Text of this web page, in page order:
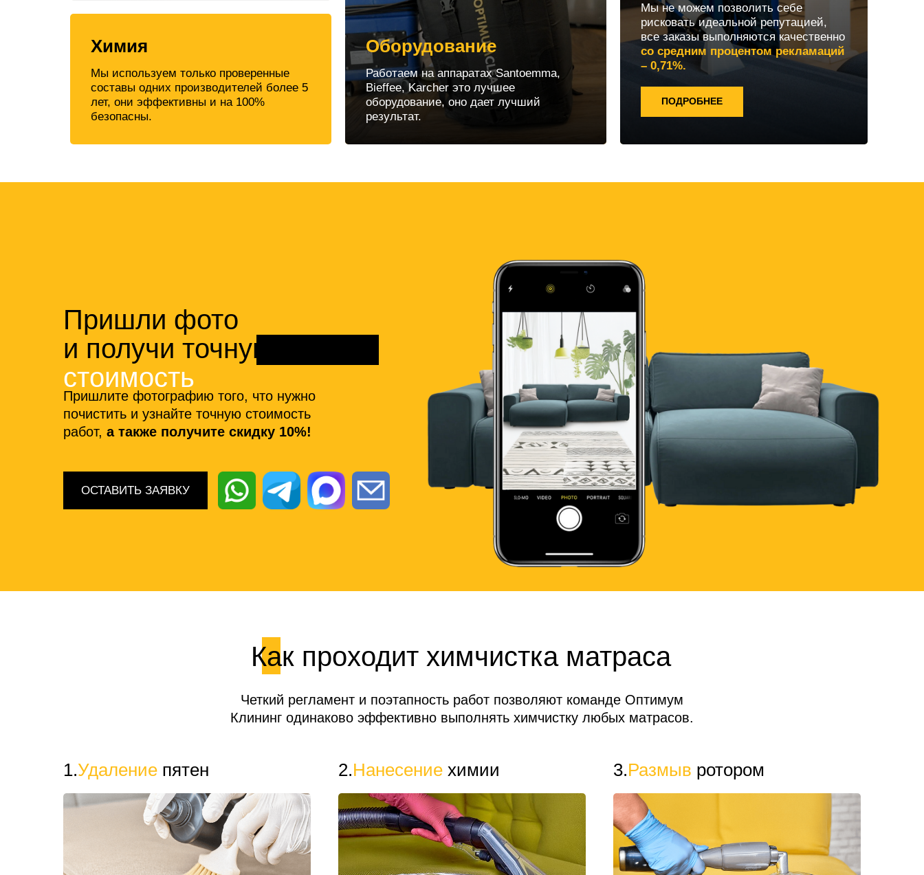
Химия
Мы используем только проверенные
составы одних производителей более 5
лет, они эффективны и на 100%
безопасны.
Оборудование
Работаем на аппаратах Santoemma,
Bieffee, Karcher это лучшее
оборудование, оно дает лучший
результат.
Мы не можем позволить себе
рисковать идеальной репутацией,
все заказы выполняются качественно
со средним процентом рекламаций
– 0,71%.
ПОДРОБНЕЕ
Пришлите фотографию того, что нужно
почистить и узнайте точную стоимость
работ, а также получите скидку 10%!
Пришли фото
и получи точную
стоимость
ОСТАВИТЬ ЗАЯВКУ
Как проходит химчистка матраса
Четкий регламент и поэтапность работ позволяют команде Оптимум
Клининг одинаково эффективно выполнять химчистку любых матрасов.
1.Удаление пятен 2.Нанесение химии 3.Размыв ротором